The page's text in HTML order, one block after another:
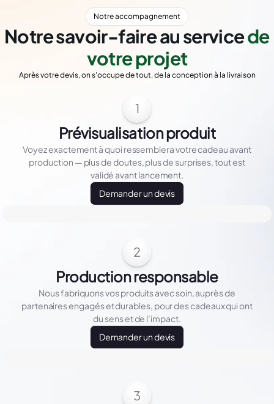
Notre accompagnement
Notre savoir-faire au servicede
votre projet
Après votre devis, on s'occupe de tout, de la conception à la livraison
1
Prévisualisation produit
Voyez exactement à quoi ressemblera votre cadeau avant
production — plus de doutes, plus de surprises, tout est
validé avant lancement.
Demander un devis
2
Production responsable
Nous fabriquons vos produits avec soin, auprès de
partenaires engagés et durables, pour des cadeaux qui ont
du sens et de l’impact.
Demander un devis
3